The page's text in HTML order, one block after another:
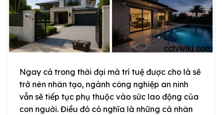
Ngay cả trong thời đại mà trí tuệ được cho là sẽ
trở nên nhân tạo, ngành công nghiệp an ninh
vẫn sẽ tiếp tục phụ thuộc vào sức lao động của
con người. Điều đó có nghĩa là những cá nhân